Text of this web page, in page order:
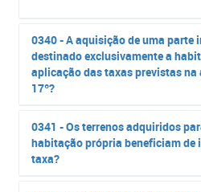
0340 - A aquisição de uma parte
destinado exclusivamente a
aplicação das taxas previstas na
17º?
0341 - Os terrenos adquiridos
habitação própria beneficiam de
taxa?